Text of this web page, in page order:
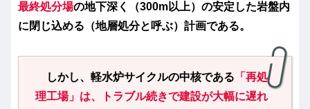
最終処分場の地下深く（300m以上）の安定した岩盤内
に閉じ込める（地層処分と呼ぶ）計画である。
しかし、軽水炉サイクルの中核である 「再処
理工場」は、トラブル続きで建設が大幅に遅れ